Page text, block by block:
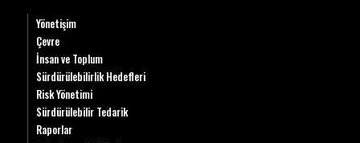
Yönetişim
Çevre
İnsan ve Toplum
Sürdürülebilirlik Hedefleri
Risk Yönetimi
Sürdürülebilir Tedarik
Raporlar